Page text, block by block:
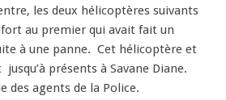
les deux hélicoptères suivants
au premier qui avait fait un
à une panne. Cet hélicoptère et
présents à Savane Diane.
des agents de la Police.